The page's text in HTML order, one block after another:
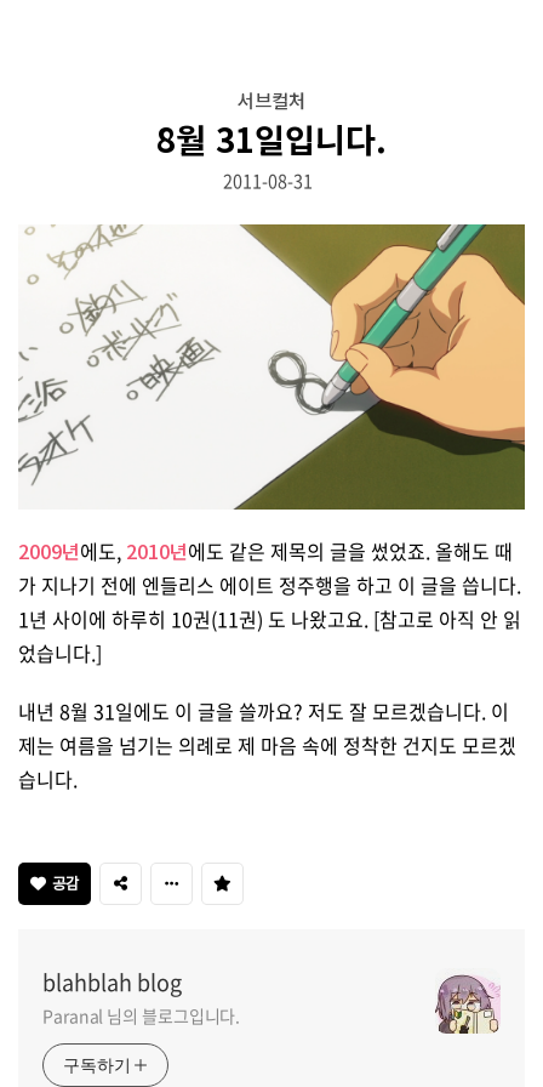
서브컬처
8월 31일입니다.
2011-08-31
2009년에도, 2010년에도 같은 제목의 글을 썼었죠. 올해도 때
가 지나기 전에 엔들리스 에이트 정주행을 하고 이 글을 씁니다.
1년 사이에 하루히 10권(11권) 도 나왔고요. [참고로 아직 안 읽
었습니다.]
내년 8월 31일에도 이 글을 쓸까요? 저도 잘 모르겠습니다. 이
제는 여름을 넘기는 의례로 제 마음 속에 정착한 건지도 모르겠
습니다.
공감
blahblah blog
Paranal 님의 블로그입니다.
구독하기